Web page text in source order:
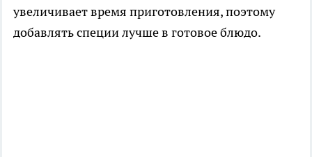
увеличивает время приготовления, поэтому
добавлять специи лучше в готовое блюдо.